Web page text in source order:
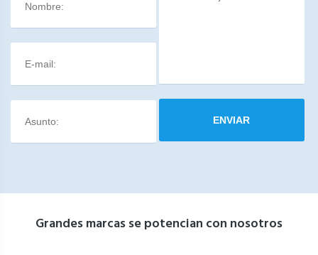
Grandes marcas se potencian con nosotros